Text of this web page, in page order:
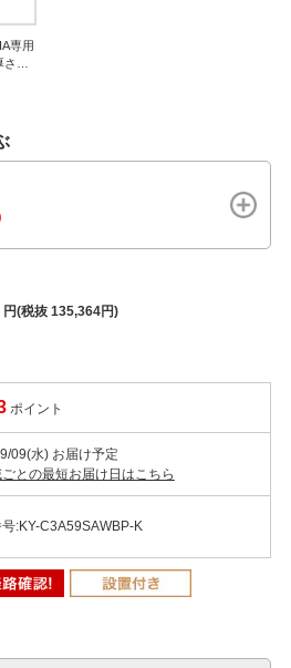
専用
さ
円(税抜 135,364円)
ポイント
09(水) お届け予定
との最短お届け日はこちら
:KY-C3A59SAWBP-K